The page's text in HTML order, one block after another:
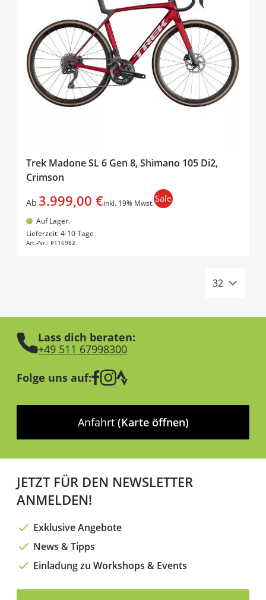
Trek Madone SL 6 Gen 8, Shimano 105 Di2,
Crimson
Ab 3.999,00 €inkl. 19% Mwst.Sale
Auf Lager.
Lieferzeit: 4-10 Tage
Art.-Nr.: P116982
Lass dich beraten:
+49 511 67998300
Folge uns auf:
Anfahrt (Karte öffnen)
JETZT FÜR DEN NEWSLETTER
ANMELDEN!
Exklusive Angebote
News & Tipps
Einladung zu Workshops & Events